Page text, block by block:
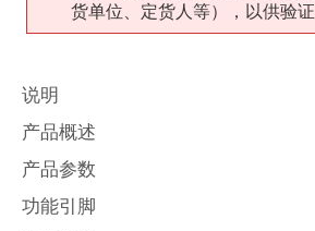
货单位、定货人等），以供验证
说明
产品概述
产品参数
功能引脚